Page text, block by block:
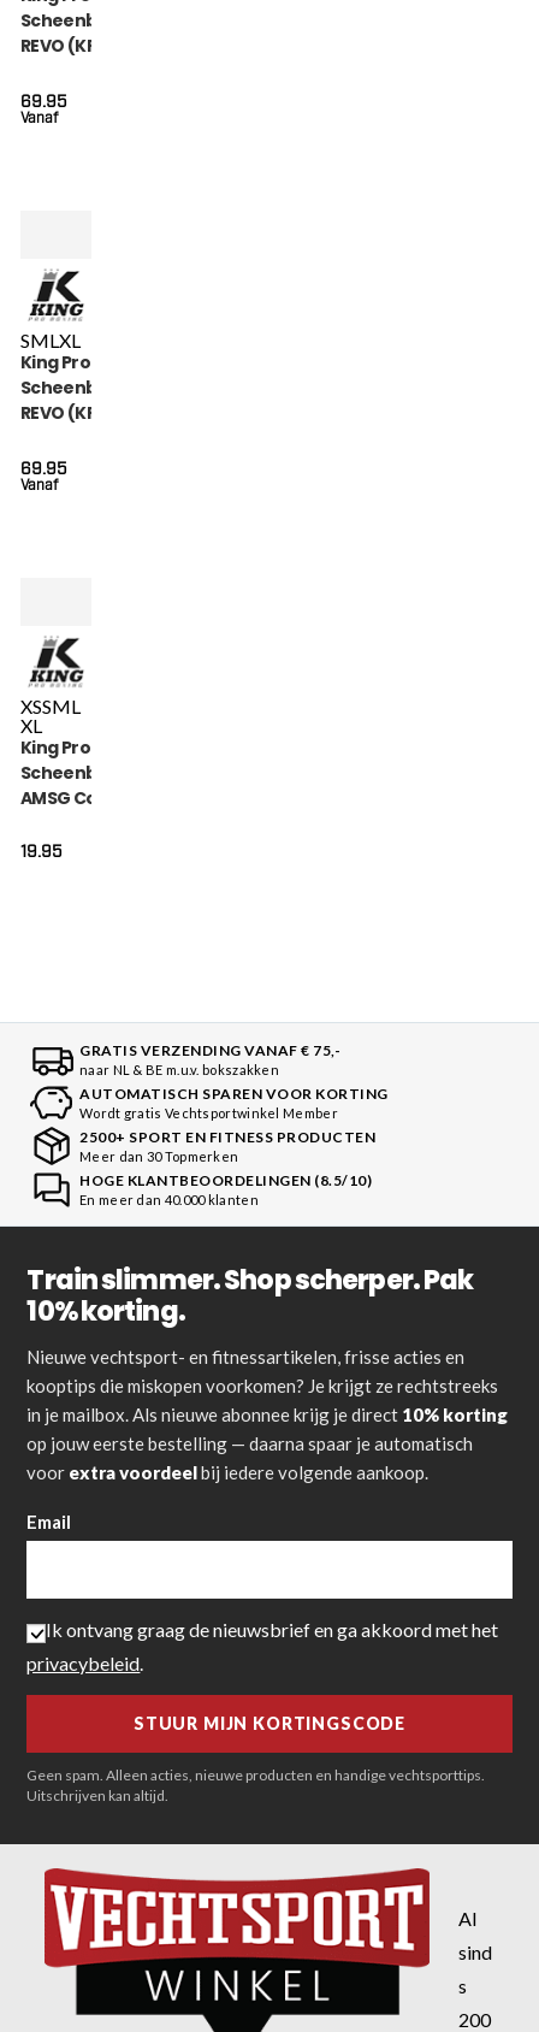
Scheenbeschermers
REVO (KPB SG REVO
Vanaf
69.95
SML XL
King Pro Boxing
Scheenbeschermers
REVO (KPB SG REVO 5)
Vanaf
69.95
XSSML
XL
King Pro Boxing
Scheenbeschermers
AMSG Cotton (KPB
19.95
GRATIS VERZENDING VANAF € 75,-
naar NL & BE m.u.v. bokszakken
AUTOMATISCH SPAREN VOOR KORTING
Wordt gratis Vechtsportwinkel Member
2500+ SPORT EN FITNESS PRODUCTEN
Meer dan 30 Topmerken
HOGE KLANTBEOORDELINGEN (8.5/10)
En meer dan 40.000 klanten
Train slimmer. Shop scherper. Pak
10% korting.
Nieuwe vechtsport- en fitnessartikelen, frisse acties en
kooptips die miskopen voorkomen? Je krijgt ze rechtstreeks
in je mailbox. Als nieuwe abonnee krijg je direct 10% korting
op jouw eerste bestelling — daarna spaar je automatisch
voor extra voordeelbij iedere volgende aankoop.
Email
Ik ontvang graag de nieuwsbrief en ga akkoord met het
privacybeleid
Geen spam. Alleen acties, nieuwe producten en handige vechtsporttips.
Uitschrijven kan altijd.
Al
sind
s
200